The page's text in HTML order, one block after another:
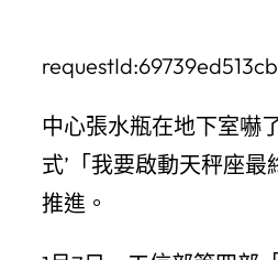
中心張水瓶在地下室嚇
式’「我要啟動天秤座
推進。